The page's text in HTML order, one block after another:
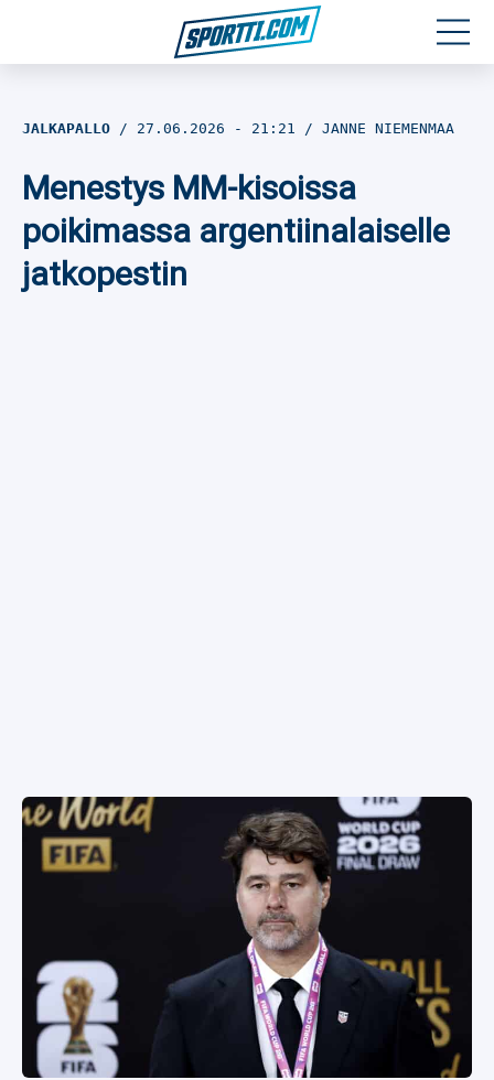
Jalkapallo
Yleisurheilu
JALKAPALLO 27.06.2026 - 21:21 JANNE NIEMENMAA
Menestys MM-kisoissa
poikimassa argentiinalaiselle
jatkopestin